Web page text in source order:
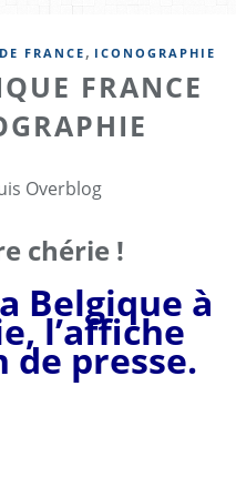
FRANCE , ICONOGRAPHIE
FRANCE
Overblog
chérie !
Belgique à
l’affiche
presse.